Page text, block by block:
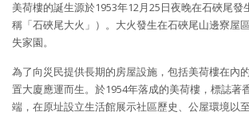
美荷樓的誕生源於1953年12月25日夜晚在石硤尾發
稱「石硤尾大火」）。大火發生在石硤尾山邊寮屋
失家園。
為了向災民提供長期的房屋設施，包括美荷樓在內
置大廈應運而生。於1954年落成的美荷樓，標誌著
端，在原址設立生活館展示社區歷史、公屋環境以